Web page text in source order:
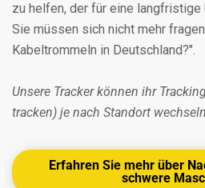
zu helfen, der für eine langfristige
Sie müssen sich nicht mehr
Kabeltrommeln in Deutschland?".
Unsere Tracker können ihr
tracken) je nach Standort
Erfahren Sie mehr über
schwere